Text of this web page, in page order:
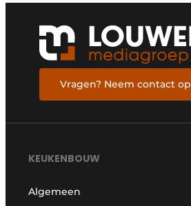
Vragen? Neem contact op
KEUKENBOUW
Algemeen